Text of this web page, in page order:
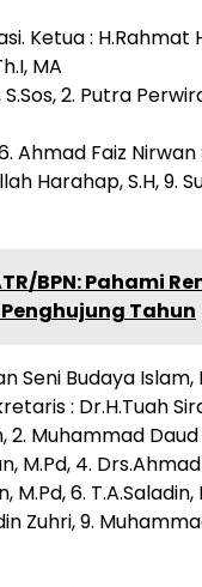
Ketua : H.Rahmat
MA
2. Putra
Ahmad Faiz
Harahap, S.H, 9.
BPN: Pahami
Tahun
Seni Budaya Islam,
: Dr.H.Tuah
2. Muhammad Daud
M.Pd, 4.
6. T.A.Saladin,
Zuhri, 9.